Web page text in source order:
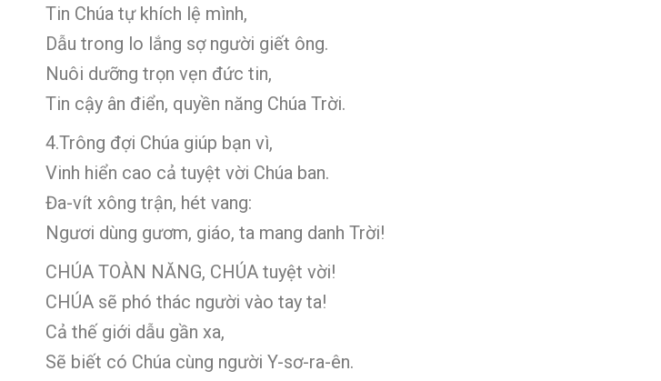
Tin Chúa tự khích lệ mình,
Dẫu trong lo lắng sợ người giết ông.
Nuôi dưỡng trọn vẹn đức tin,
Tin cậy ân điển, quyền năng Chúa Trời.
4.Trông đợi Chúa giúp bạn vì,
Vinh hiển cao cả tuyệt vời Chúa ban.
Đa-vít xông trận, hét vang:
Ngươi dùng gươm, giáo, ta mang danh Trời!
CHÚA TOÀN NĂNG, CHÚA tuyệt vời!
CHÚA sẽ phó thác người vào tay ta!
Cả thế giới dẫu gần xa,
Sẽ biết có Chúa cùng người Y-sơ-ra-ên.